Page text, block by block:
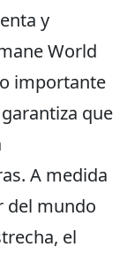
y
World
importante
que
A medida
del mundo
el